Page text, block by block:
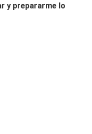
y prepararme lo